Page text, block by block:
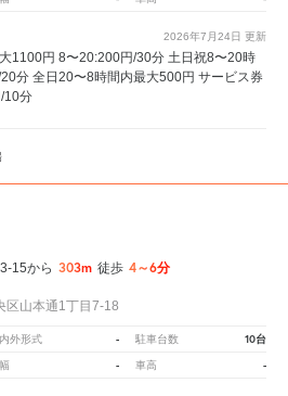
2026年7月24日 更新
1100円 8〜20:200円/30分 土日祝8〜20時
分 全日20〜8時間内最大500円 サービス券
10分
15から 303m 徒歩 4～6分
区山本通1丁目7-18
外形式 - 駐車台数 10台
- 車高 -